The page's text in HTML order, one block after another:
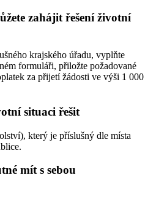
zahájit řešení životní
krajského úřadu, vyplňte
formuláři, přiložte požadované
za přijetí žádosti ve výši 1 000
situaci řešit
který je příslušný dle místa
mít s sebou